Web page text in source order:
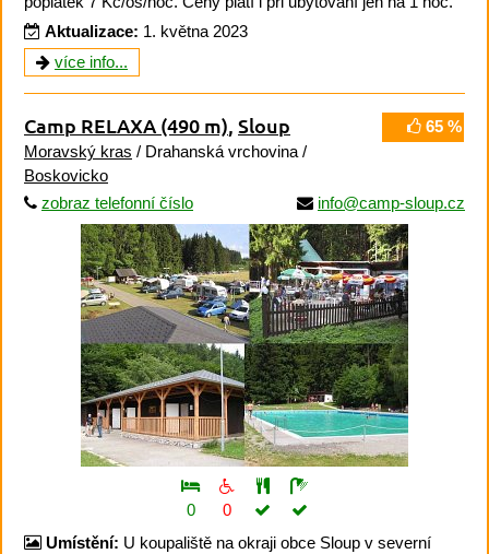
Aktualizace: 1. května 2023
více info...
65 %
Camp RELAXA (490 m), Sloup
Moravský kras / Drahanská vrchovina /
Boskovicko
zobraz telefonní číslo
info@camp-sloup.cz
0
0
Umístění: U koupaliště na okraji obce Sloup v severní